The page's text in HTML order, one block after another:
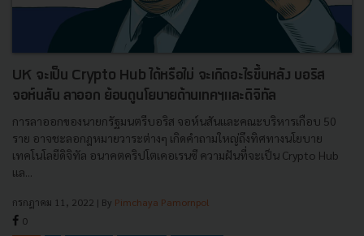
UK จะเป็น Crypto Hub ได้หรือไม่ จะเกิดอะไรขึ้นหลัง บอริส
จอห์นสัน ลาออก ย้อนดูนโยบายด้านเทคฯและดิจิทัล
การลาออกของนายกรัฐมนตรีบอริส จอห์นสันและคณะบริหารเกือบ 50
ราย อาจชะลอกฎหมายวาระต่างๆ เกิดคำถามใหญ่ถึงทิศทางนโยบาย
เทคโนโลยีดิจิทัล อนาคตคริปโตเคอเรนซี ความฝันที่จะเป็น Crypto Hub
แล...
กรกฎาคม 11, 2022 | By Pimchaya Pamornpol
0